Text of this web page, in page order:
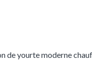
de yourte moderne